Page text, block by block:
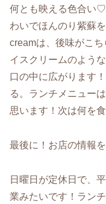
何とも映える色合い
わいでほんのり紫蘇
creamは、後味がこ
イスクリームのよう
口の中に広がります
る。ランチメニュー
思います！次は何を
最後に！お店の情報を
日曜日が定休日で、
業みたいです！ラン